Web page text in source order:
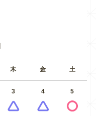
木 金 土
3 4 5